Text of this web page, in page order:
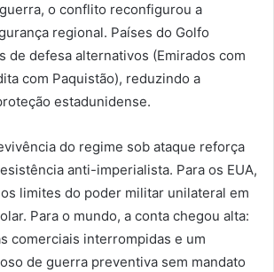
o conflito reconfigurou a
regional. Países do Golfo
de defesa alternativos (Emirados com
com Paquistão), reduzindo a
estadunidense.
do regime sob ataque reforça
anti-imperialista. Para os EUA,
limites do poder militar unilateral em
Para o mundo, a conta chegou alta:
comerciais interrompidas e um
de guerra preventiva sem mandato